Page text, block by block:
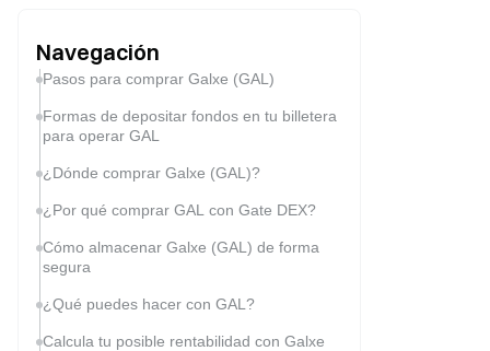
Navegación
Pasos para comprar Galxe (GAL)
Formas de depositar fondos en tu billetera
para operar GAL
¿Dónde comprar Galxe (GAL)?
¿Por qué comprar GAL con Gate DEX?
Cómo almacenar Galxe (GAL) de forma
segura
¿Qué puedes hacer con GAL?
Calcula tu posible rentabilidad con Galxe